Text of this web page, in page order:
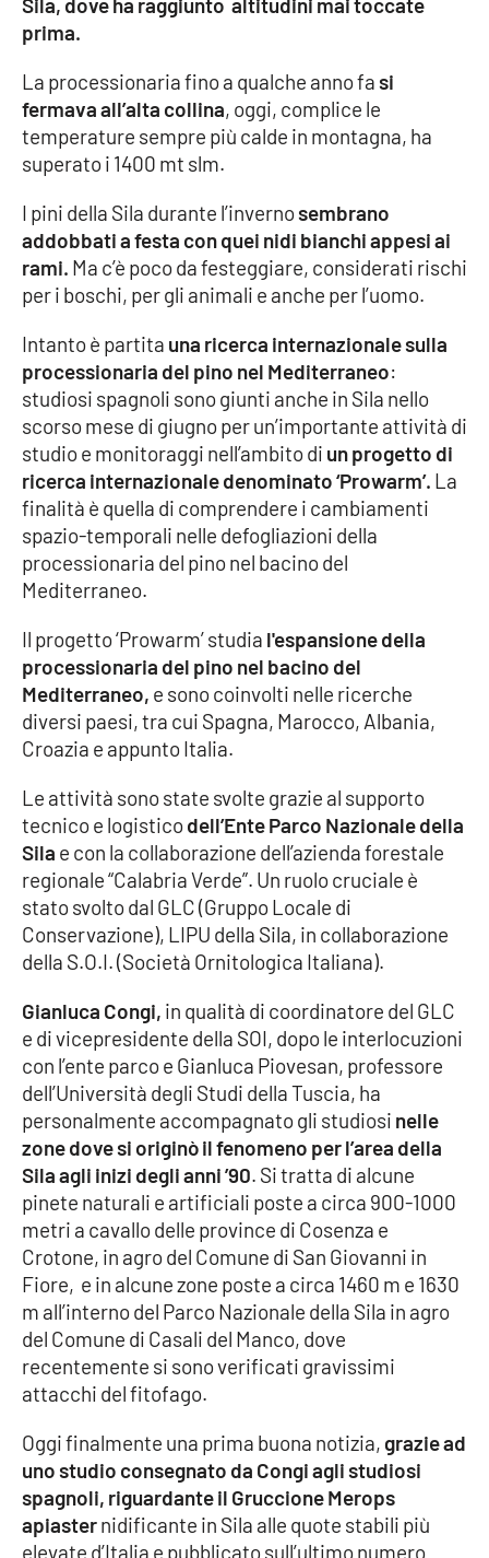
Ambiente
Cronaca
Cultura
Politica
Sanità
Società
Sport
RUBRICHE
Good Morning Vietnam
Parchi Marini Calabria
Leggendo Alvaro insieme
Imprese Di Calabria
Le perfidie di Antonella Grippo
Venti di comunicazione
STREAMING
LaC TV
LaC Network
LaC OnAir
EDIZIONI
LOCALI
Catanzaro
Crotone
Vibo Valentia
Reggio Calabria
Lamezia Terme
prima.
La processionaria fino a qualche anno fasi
fermava all’alta collina, oggi, complice le
temperature sempre più calde in montagna, ha
superato i 1400 mt slm.
I pini della Sila durante l’invernosembrano
addobbati a festa con quei nidi bianchi appesi ai
rami. Ma c’è poco da festeggiare, considerati rischi
per i boschi, per gli animali e anche per l’uomo.
Intanto è partita una ricerca internazionale sulla
processionaria del pino nel Mediterraneo:
studiosi spagnoli sono giunti anche in Sila nello
scorso mese di giugno per un’importante attività di
studio e monitoraggi nell’ambito di un progetto di
ricerca internazionale denominato ‘Prowarm’. La
finalità è quella di comprendere i cambiamenti
spazio-temporali nelle defogliazioni della
processionaria del pino nel bacino del
Mediterraneo.
Il progetto ‘Prowarm’ studia l'espansione della
processionaria del pino nel bacino del
Mediterraneo, e sono coinvolti nelle ricerche
diversi paesi, tra cui Spagna, Marocco, Albania,
Croazia e appunto Italia.
Le attività sono state svolte grazie al supporto
tecnico e logisticodell’Ente Parco Nazionale della
Sila e con la collaborazione dell’azienda forestale
regionale “Calabria Verde”. Un ruolo cruciale è
stato svolto dal GLC (Gruppo Locale di
Conservazione), LIPU della Sila, in collaborazione
della S.O.I. (Società Ornitologica Italiana).
Gianluca Congi, in qualità di coordinatore del GLC
e di vicepresidente della SOI, dopo le interlocuzioni
con l’ente parco e Gianluca Piovesan, professore
dell’Università degli Studi della Tuscia, ha
personalmente accompagnato gli studiosi nelle
zone dove si originò il fenomeno per l’area della
Sila agli inizi degli anni ’90. Si tratta di alcune
pinete naturali e artificiali poste a circa 900-1000
metri a cavallo delle province di Cosenza e
Crotone, in agro del Comune di San Giovanni in
Fiore, e in alcune zone poste a circa 1460 m e 1630
m all’interno del Parco Nazionale della Sila in agro
del Comune di Casali del Manco, dove
recentemente si sono verificati gravissimi
attacchi del fitofago.
Oggi finalmente una prima buona notizia, grazie ad
uno studio consegnato da Congi agli studiosi
spagnoli, riguardante il Gruccione Merops
apiasternidificante in Sila alle quote stabili più
elevate d’Italia e pubblicato sull’ultimo numero